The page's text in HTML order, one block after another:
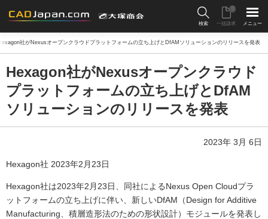
検索 一括請求
0
メニュー
社がNexusオープンクラウドプラットフォームの立ち上げとDfAMソリューションのリリースを発表
Hexagon社がNexusオープンクラウド
プラットフォームの立ち上げとDfAM
ソリューションのリリースを発表
2023年 3月 6日
Hexagon社 2023年2月23日
Hexagon社は2023年2月23日、同社によるNexus Open Cloudプラ
ットフォームの立ち上げに伴い、新しいDfAM（Design for Additive
Manufacturing、積層造形法のための形状設計）モジュールを発表し